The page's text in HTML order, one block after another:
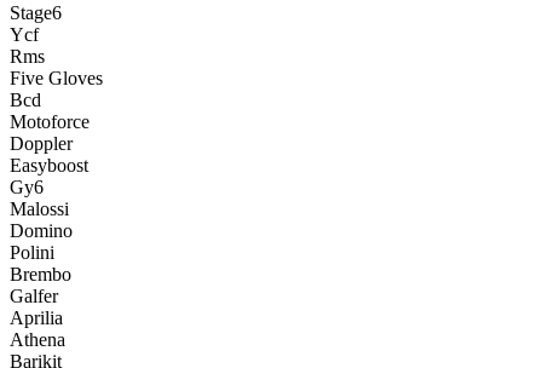
Stage6
Ycf
Rms
Five Gloves
Bcd
Motoforce
Doppler
Easyboost
Gy6
Malossi
Domino
Polini
Brembo
Galfer
Aprilia
Athena
Barikit